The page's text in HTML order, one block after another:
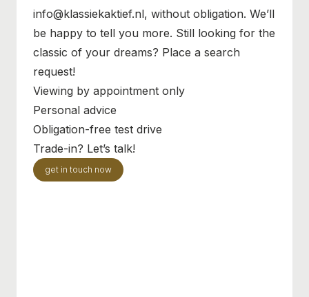
info@klassiekaktief.nl, without obligation. We’ll
be happy to tell you more. Still looking for the
classic of your dreams? Place a search
request!
Viewing by appointment only
Personal advice
Obligation-free test drive
Trade-in? Let’s talk!
get in touch now